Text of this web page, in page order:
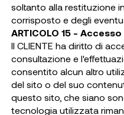
soltanto alla restituzione
corrisposto e degli
ARTICOLO 15 -
Il CLIENTE ha diritto di
consultazione e
consentito alcun altro
del sito o del suo
questo sito, che siano
tecnologia utilizzata